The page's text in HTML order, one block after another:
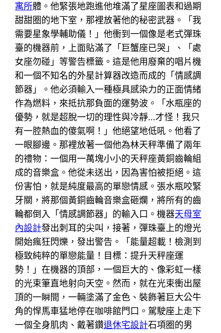
寓所體。他緊張地跑進他堆滿了星座圖表和過期
甜甜圈的地下室，那裡放著他的秘密武器。「我
需要星象學輔助儀！」他衝到一個像是老式彈珠
臺的機器前，上面貼滿了「巨蟹座已哭」、「處
女座勿碰」等警告標籤。這是他用廢棄的唱片機
和一個不知名的外星計算器改造而成的「情感調
節器」。他必須輸入一種極具感染力的正面情緒
作為燃料，來抵抗那負面的運勢波。「水瓶座的
優勢，就是超脫一切的理性與冷靜…才怪！我只
有一腔熱血的傻氣啊！」他絕望地低吼。他看了
一眼腳邊。那裡放著一個他為林天秤準備了兩年
的禮物：一個用一萬塊小小的天秤座黃銅齒輪組
成的音樂盒。他從未送出，因為害怕被拒絕。這
份害怕，就是純度最高的單戀情感。張水瓶咬緊
牙關，將那個黃銅齒輪音樂盒砸爛，將所有的齒
輪都倒入「情感調節器」的輸入口。機器天母室
內設計發出刺耳的尖叫，接著，彈珠臺上的燈光
開始瘋狂閃爍，發出警告。「能量超載！檢測到
極致純粹的單戀能量！目標：提升天秤座運
勢！」在機器的頂部，一個巨大的、像彩虹一樣
的光束筆直地射向天空。然而，就在光束衝出屋
頂的一瞬間，一輛塗滿了金色、裝飾著巨大公牛
角的悍馬車猛地停在咖啡館門口。駕駛座上走下
一個全身肌肉、戴著鑽退休宅設計石項圈的男